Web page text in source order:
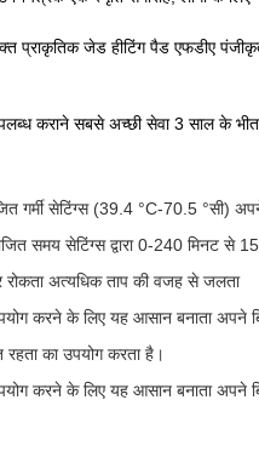
प्राकृतिक जेड हीटिंग पैड एफडीए पंजीकृत
कराने सबसे अच्छी सेवा 3 साल के
गर्मी सेटिंग्स (39.4 °C-70.5 °सी)
समय सेटिंग्स द्वारा 0-240 मिनट से 15
अत्यधिक ताप की वजह से जलता
करने के लिए यह आसान बनाता अपने
रहता का उपयोग करता है।
करने के लिए यह आसान बनाता अपने